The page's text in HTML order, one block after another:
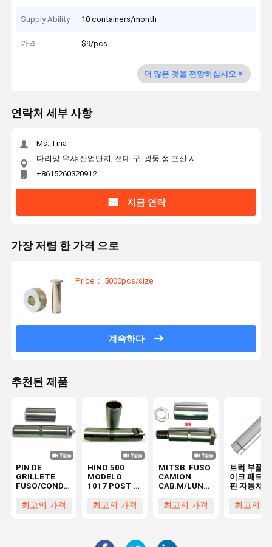
Supply Ability 10 containers/month
가격 $9/pcs
더 많은 것을 전망하십시오
연락처 세부 사항
Ms. Tina
다리앙 우샤 산업단지, 션데 구, 광둥 성 포산 시
+8615260320912
지금 연락
가장 저렴 한 가격 으로
Price： 5000pcs/size
계속하다
추천된 제품
PIN DE
GRILLETE
FUSO/CONDOR
HINO
최고의 가격
HINO 500
MODELO
1017 POST 중
링 핀 키트 스프
E0090
최고의 가격
MITSB. FUSO
CAMION
CAB.M/LUNA
Ø28x88
최고의 가격
트럭 부품
이크 패드
핀 자동차
전송 Idler
최고의